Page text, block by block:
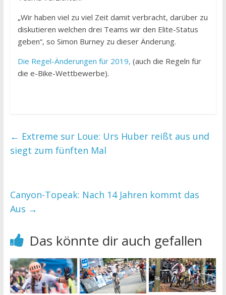
„Wir haben viel zu viel Zeit damit verbracht, darüber zu
diskutieren welchen drei Teams wir den Elite-Status
geben“, so Simon Burney zu dieser Änderung.
Die Regel-Änderungen für 2019, (auch die Regeln für
die e-Bike-Wettbewerbe).
← Extreme sur Loue: Urs Huber reißt aus und
siegt zum fünften Mal
Canyon-Topeak: Nach 14 Jahren kommt das
Aus →
Das könnte dir auch gefallen